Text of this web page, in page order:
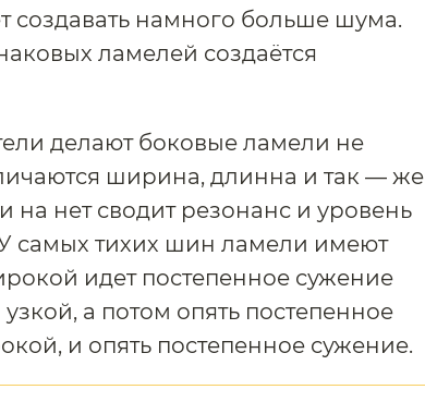
создавать намного больше шума.
ламелей создаётся
делают боковые ламели не
ширина, длинна и так — же
на нет сводит резонанс и уровень
самых тихих шин ламели имеют
идет постепенное сужение
а потом опять постепенное
и опять постепенное сужение.